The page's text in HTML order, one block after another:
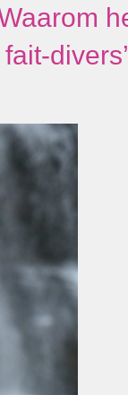
divers’